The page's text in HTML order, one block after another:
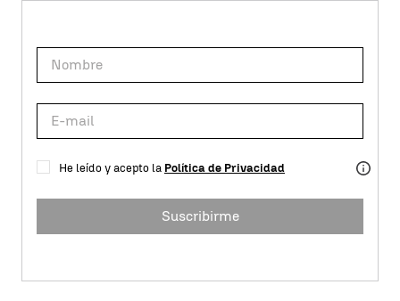
He leído y acepto la Política de Privacidad
Suscribirme